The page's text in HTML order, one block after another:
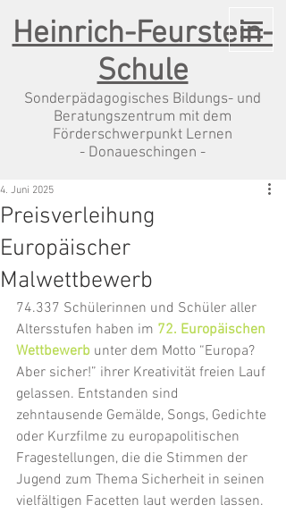
Heinrich-Feurstein-
Schule
Sonderpädagogisches Bildungs- und
Beratungszentrum mit dem
Förderschwerpunkt Lernen
- Donaueschingen -
Preisverleihung
Europäischer
Malwettbewerb
4. Juni 2025
74.337 Schülerinnen und Schüler aller
Altersstufen haben im 72. Europäischen
Wettbewerb unter dem Motto “Europa?
Aber sicher!” ihrer Kreativität freien Lauf
gelassen. Entstanden sind
zehntausende Gemälde, Songs, Gedichte
oder Kurzfilme zu europapolitischen
Fragestellungen, die die Stimmen der
Jugend zum Thema Sicherheit in seinen
vielfältigen Facetten laut werden lassen.